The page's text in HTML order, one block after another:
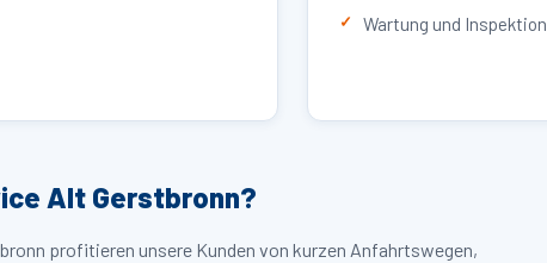
Wartung und Inspektion
Alt Gerstbronn?
profitieren unsere Kunden von kurzen Anfahrtswegen,